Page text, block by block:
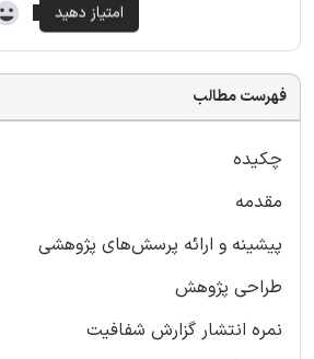
فهرست مطالب
چکیده
مقدمه
پیشینه و ارائه پرسش‌های پژوهشی
طراحی پژوهش
نمره‌ انتشار گزارش شفافیت